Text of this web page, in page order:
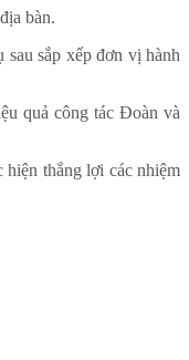
bàn.
sắp xếp đơn vị hành
quả công tác Đoàn và
thắng lợi các nhiệm